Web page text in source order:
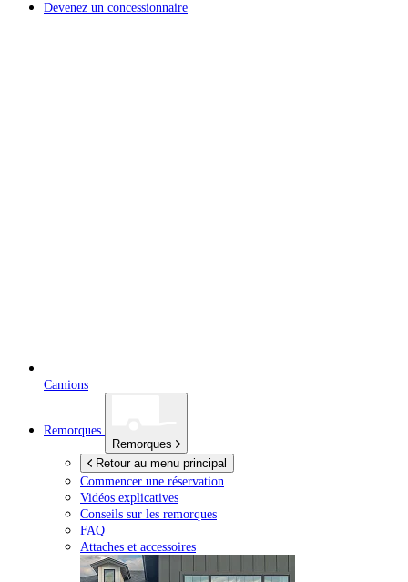
Devenez un concessionnaire
Camions
Remorques
Remorques
Retour au menu principal
Commencer une réservation
Vidéos explicatives
Conseils sur les remorques
FAQ
Attaches et accessoires